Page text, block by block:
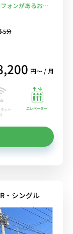
ォンがあるお部
5分
円〜 / 月
ット
エレベーター
・シングル